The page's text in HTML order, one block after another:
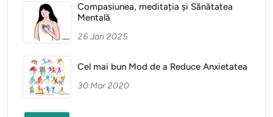
Compasiunea, meditația și Sănătatea
Mentală
26 Jan 2025
Cel mai bun Mod de a Reduce Anxietatea
30 Mar 2020